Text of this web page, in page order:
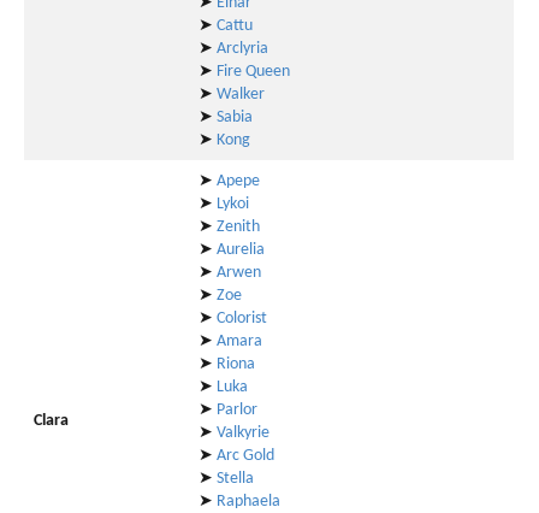
➤ Cattu
➤ Arclyria
➤ Fire Queen
➤ Walker
➤ Sabia
➤ Kong
Clara
➤ Apepe
➤ Lykoi
➤ Zenith
➤ Aurelia
➤ Arwen
➤ Zoe
➤ Colorist
➤ Amara
➤ Riona
➤ Luka
➤ Parlor
➤ Valkyrie
➤ Arc Gold
➤ Stella
➤ Raphaela